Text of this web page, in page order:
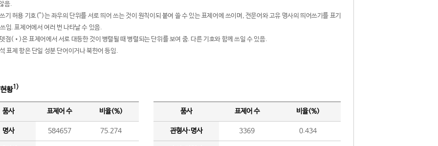
음.
기 허용 기호(^)는 좌우의 단위를 서로 띄어 쓰는 것이 원칙이되 붙여 쓸 수 있는 표제어에 쓰이며, 전문어와 고유 명사의 띄어쓰기를 표기
임. 표제어에서 여러 번 나타날 수 있음.
점(•)은 표제어에서 서로 대등한 것이 병렬될 때 병렬되는 단위를 보여 줌. 다른 기호와 함께 쓰일 수 있음.
표제 항은 단일 성분 단어이거나 북한어 등임.
황1)
품사 표제어 수 비율(%)
명사 584657 75.274
품사 표제어 수 비율(%)
관형사·명사 3369 0.434